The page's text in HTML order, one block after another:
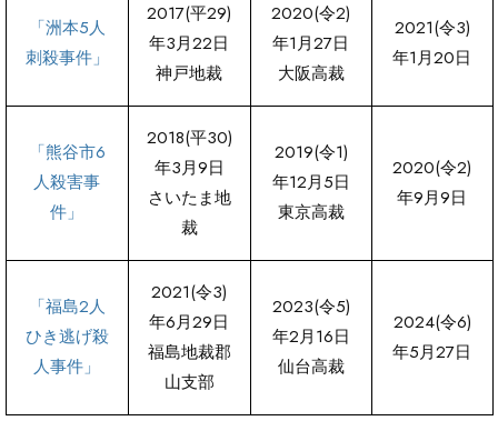
「洲本5人
刺殺事件」
2017(平29)
年3月22日
神戸地裁
2020(令2)
年1月27日
大阪高裁
2021(令3)
年1月20日
「熊谷市6
人殺害事
件」
2018(平30)
年3月9日
さいたま地
裁
2019(令1)
年12月5日
東京高裁
2020(令2)
年9月9日
「福島2人
ひき逃げ殺
人事件」
2021(令3)
年6月29日
福島地裁郡
山支部
2023(令5)
年2月16日
仙台高裁
2024(令6)
年5月27日